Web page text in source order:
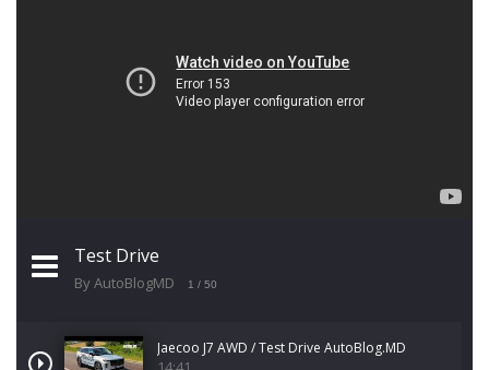
Test Drive
By AutoBlogMD 1 / 50
Jaecoo J7 AWD / Test Drive AutoBlog.MD